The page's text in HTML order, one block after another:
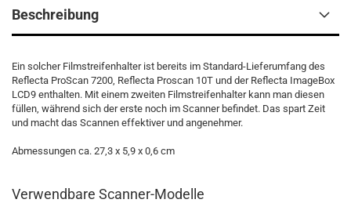
Beschreibung
Ein solcher Filmstreifenhalter ist bereits im Standard-Lieferumfang des
Reflecta ProScan 7200, Reflecta Proscan 10T und der Reflecta ImageBox
LCD9 enthalten. Mit einem zweiten Filmstreifenhalter kann man diesen
füllen, während sich der erste noch im Scanner befindet. Das spart Zeit
und macht das Scannen effektiver und angenehmer.
Abmessungen ca. 27,3 x 5,9 x 0,6 cm
Verwendbare Scanner-Modelle